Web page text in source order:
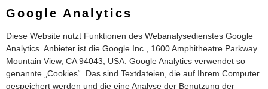
Google Analytics
Diese Website nutzt Funktionen des Webanalysedienstes Google
Analytics. Anbieter ist die Google Inc., 1600 Amphitheatre Parkway
Mountain View, CA 94043, USA. Google Analytics verwendet so
genannte „Cookies“. Das sind Textdateien, die auf Ihrem Computer
gespeichert werden und die eine Analyse der Benutzung der